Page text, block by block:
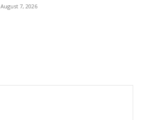
August 7, 2026